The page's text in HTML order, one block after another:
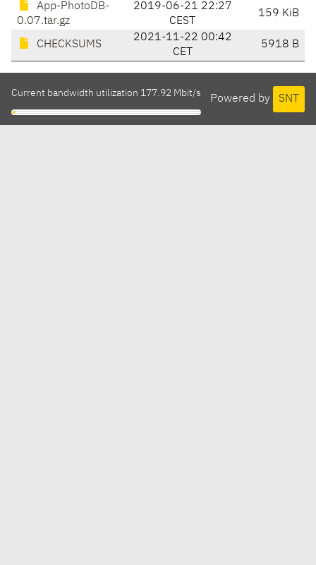
App-PhotoDB-
0.07.tar.gz
2019-06-21 22:27
CEST
159 KiB
CHECKSUMS
2021-11-22 00:42
CET
5918 B
Powered by SNT
Current bandwidth utilization 177.92 Mbit/s